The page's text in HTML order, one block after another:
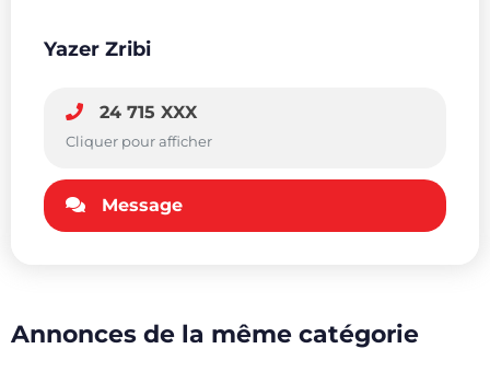
Yazer Zribi
24 715 XXX
Cliquer pour afficher
Message
Annonces de la même catégorie